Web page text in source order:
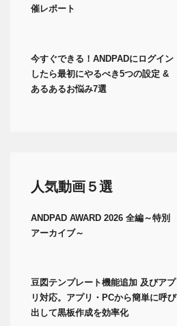
催レポート
今すぐできる！ANDPADにログイン
したら最初にやるべき5つの設定 &
あるあるお悩み7選
人気動画５選
ANDPAD AWARD 2026 全編～特別
アーカイブ～
豆図テンプレート機能追加 及びアプ
リ対応。アプリ・PCから簡単に呼び
出して黒板作成を効率化